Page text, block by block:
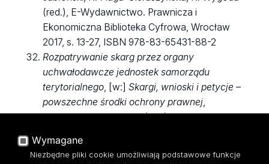
(red.), E-Wydawnictwo. Prawnicza i
Ekonomiczna Biblioteka Cyfrowa, Wrocław
2017, s. 13-27, ISBN 978-83-65431-88-2
Rozpatrywanie skarg przez organy
uchwałodawcze jednostek samorządu
terytorialnego, [w:]Skargi, wnioski i petycje –
powszechne środki ochrony prawnej,
M. Błachucki, G. Sibiga (red.), Presscom
38-3.
Wymagane
Niezbędne pliki cookie umożliwiają podstawowe funkcje